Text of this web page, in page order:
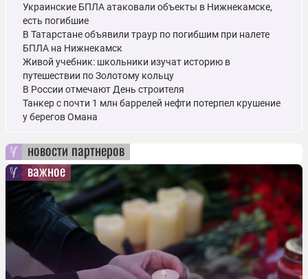
Украинские БПЛА атаковали объекты в Нижнекамске,
есть погибшие
В Татарстане объявили траур по погибшим при налете
БПЛА на Нижнекамск
Живой учебник: школьники изучат историю в
путешествии по Золотому кольцу
В России отмечают День строителя
Танкер с почти 1 млн баррелей нефти потерпел крушение
у берегов Омана
новости партнеров
важное